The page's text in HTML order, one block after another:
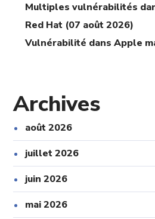
Multiples vulnérabilités
Red Hat (07 août 2026)
Vulnérabilité dans Apple
Archives
août 2026
juillet 2026
juin 2026
mai 2026